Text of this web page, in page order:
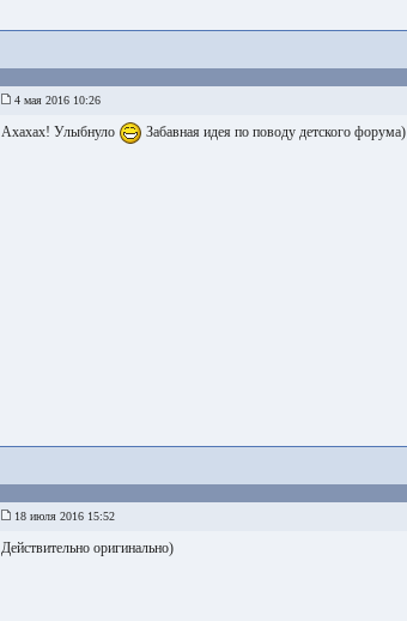
4 мая 2016 10:26
Ахахах! Улыбнуло Забавная идея по поводу детского форума)
18 июля 2016 15:52
Действительно оригинально)